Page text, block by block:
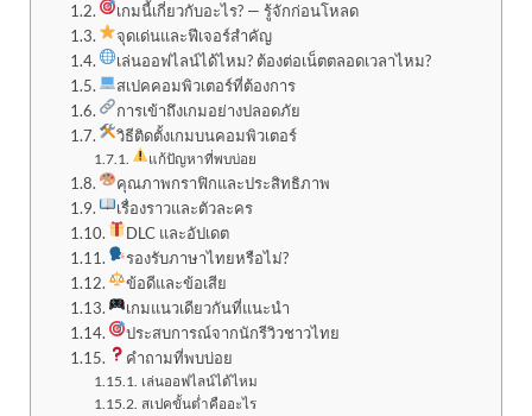
เกมนี้เกี่ยวกับอะไร? — รู้จักก่อนโหลด
จุดเด่นและฟีเจอร์สำคัญ
เล่นออฟไลน์ได้ไหม? ต้องต่อเน็ตตลอดเวลาไหม?
สเปคคอมพิวเตอร์ที่ต้องการ
การเข้าถึงเกมอย่างปลอดภัย
วิธีติดตั้งเกมบนคอมพิวเตอร์
แก้ปัญหาที่พบบ่อย
คุณภาพกราฟิกและประสิทธิภาพ
เรื่องราวและตัวละคร
DLC และอัปเดต
รองรับภาษาไทยหรือไม่?
ข้อดีและข้อเสีย
เกมแนวเดียวกันที่แนะนำ
ประสบการณ์จากนักรีวิวชาวไทย
คำถามที่พบบ่อย
เล่นออฟไลน์ได้ไหม
สเปคขั้นต่ำคืออะไร